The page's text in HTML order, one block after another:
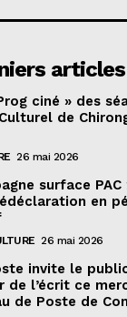
articles
ciné » des
de
26 mai 2026
surface
en
26 mai 2026
invite le
de l’écrit ce
de Poste de